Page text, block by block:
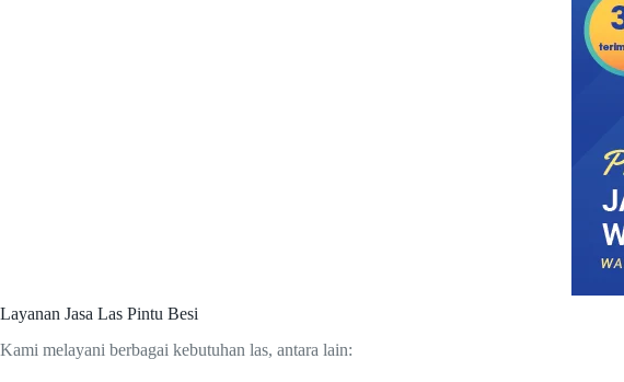
Layanan Jasa Las Pintu Besi
Kami melayani berbagai kebutuhan las, antara lain: